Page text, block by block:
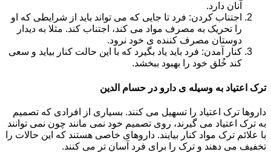
آنان دارد.
اجتناب کردن: فرد تا جایی که می تواند باید از شرایطی که او
را تحریک به مصرف مواد می کند، اجتناب کند. مثلا به دیدار
دوستان مصرف کننده ی خود نرود.
کنار آمدن: فرد باید یاد بگیرد که با این حالت کنار بیاید و سعی
کند خُلق خود را بهبود ببخشد.
ترک اعتیاد به وسیله ی دارو در حسام الدین
داروها ترک اعتیاد را تسهیل می کنند. بسیاری از افرادی که تصمیم
به ترک اعتیاد می گیرند، روی تصمیم خود نمی مانند چون نمی توانند
با علائم ترک مواد کنار بیایند. داروهای خاصی هستند که این حالات را
تخفیف می دهند و ترک را برای فرد آسان تر می کنند.